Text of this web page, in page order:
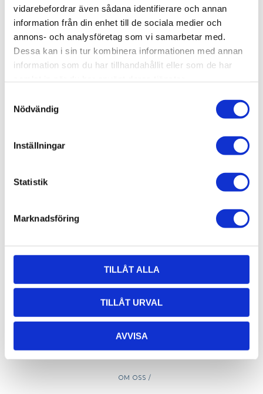
vidarebefordrar även sådana identifierare och annan
information från din enhet till de sociala medier och
annons- och analysföretag som vi samarbetar med.
Dessa kan i sin tur kombinera informationen med annan
information som du har tillhandahållit eller som de har
Nödvändig
Inställningar
Statistik
Marknadsföring
TILLÅT ALLA
TILLÅT URVAL
AVVISA
AluCon AB
Von Utfallsgatan 16, 415 05 Göteborg
Vardagar: 08:00 -16:00 - Lunch 12:00 - 13:00
OM OSS /